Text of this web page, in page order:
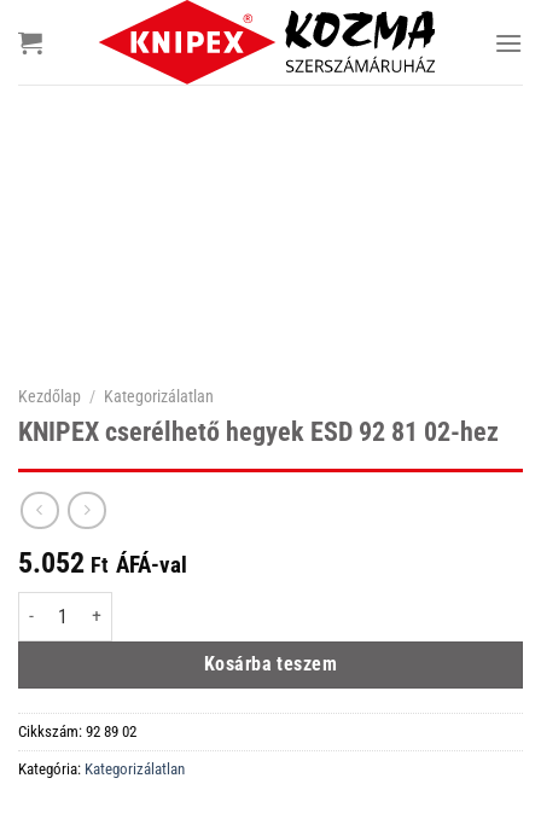
Kezdőlap / Kategorizálatlan
KNIPEX cserélhető hegyek ESD 92 81 02-hez
5.052 Ft ÁFÁ-val
KNIPEX cserélhető hegyek ESD 92 81 02-hez mennyiség
Kosárba teszem
Cikkszám: 92 89 02
Kategória: Kategorizálatlan